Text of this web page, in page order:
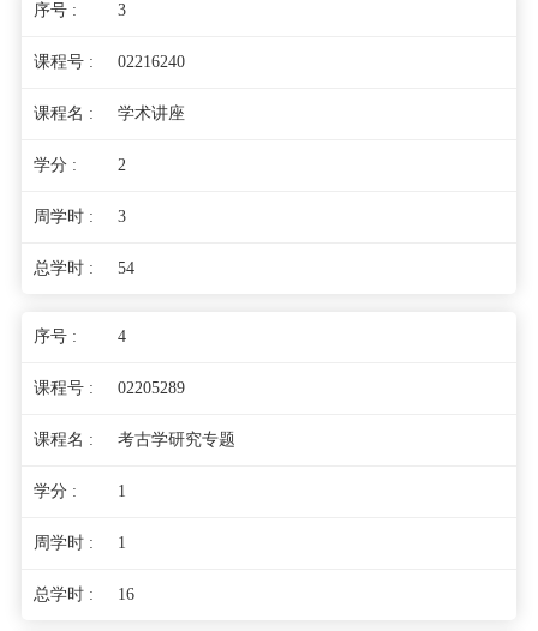
3
02216240
学术讲座
2
3
54
4
02205289
考古学研究专题
1
1
16